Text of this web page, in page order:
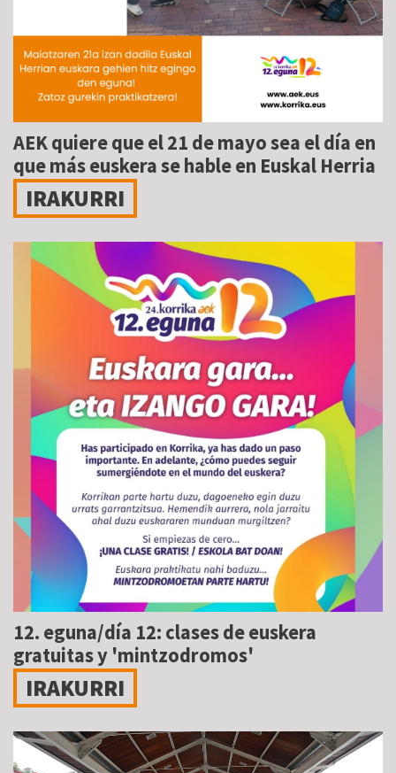
AEK quiere que el 21 de mayo sea el día en
que más euskera se hable en Euskal Herria
IRAKURRI
12. eguna/día 12: clases de euskera
gratuitas y 'mintzodromos'
IRAKURRI